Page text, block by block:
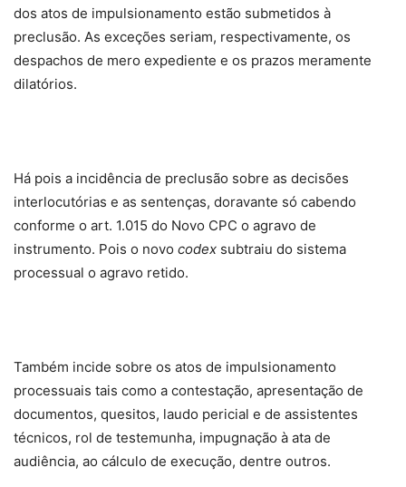
dos atos de impulsionamento estão submetidos à
preclusão. As exceções seriam, respectivamente, os
despachos de mero expediente e os prazos meramente
dilatórios.
Há pois a incidência de preclusão sobre as decisões
interlocutórias e as sentenças, doravante só cabendo
conforme o art. 1.015 do Novo CPC o agravo de
instrumento. Pois o novo codex subtraiu do sistema
processual o agravo retido.
Também incide sobre os atos de impulsionamento
processuais tais como a contestação, apresentação de
documentos, quesitos, laudo pericial e de assistentes
técnicos, rol de testemunha, impugnação à ata de
audiência, ao cálculo de execução, dentre outros.